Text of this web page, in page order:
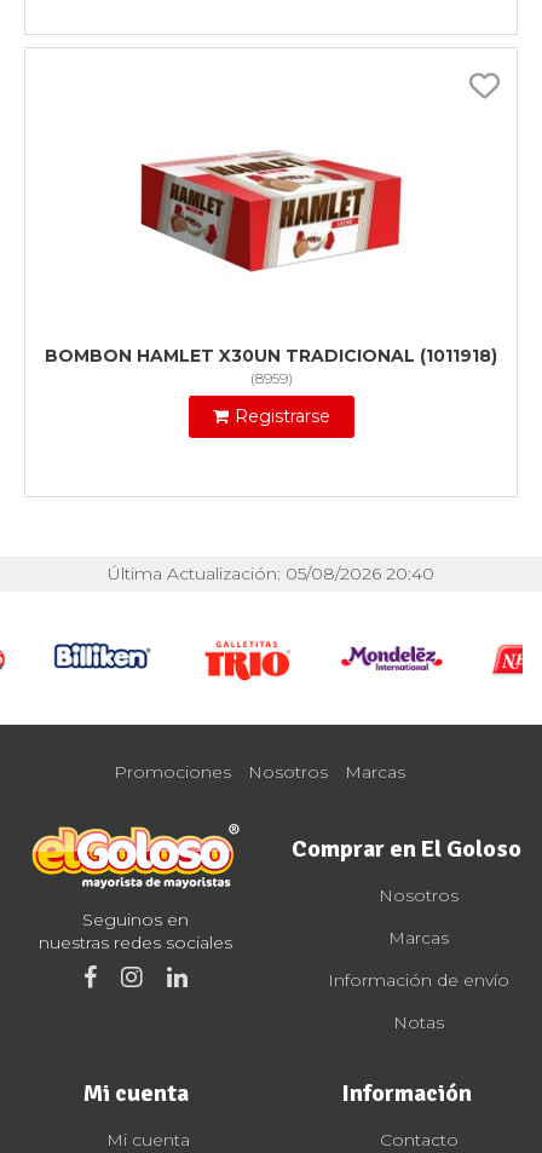
BOMBON HAMLET X30UN TRADICIONAL (1011918)
(8959)
Registrarse
Última Actualización: 05/08/2026 20:40
Promociones Nosotros Marcas
Seguinos en
nuestras redes sociales
Comprar en El Goloso
Nosotros
Marcas
Información de envío
Notas
Mi cuenta
Mi cuenta
Información
Contacto